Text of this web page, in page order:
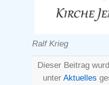
Ralf Krieg
Dieser Beitrag
unter Aktuelles